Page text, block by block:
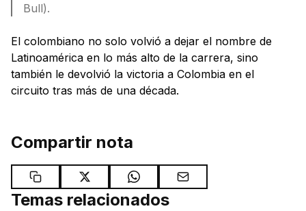
Bull).
El colombiano no solo volvió a dejar el nombre de
Latinoamérica en lo más alto de la carrera, sino
también le devolvió la victoria a Colombia en el
circuito tras más de una década.
Compartir nota
Temas relacionados